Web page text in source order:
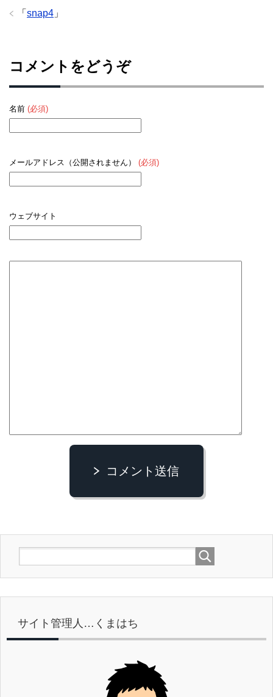
「 snap4 」
コメントをどうぞ
名前 (必須)
メールアドレス（公開されません） (必須)
ウェブサイト
コメント送信
サイト管理人…くまはち